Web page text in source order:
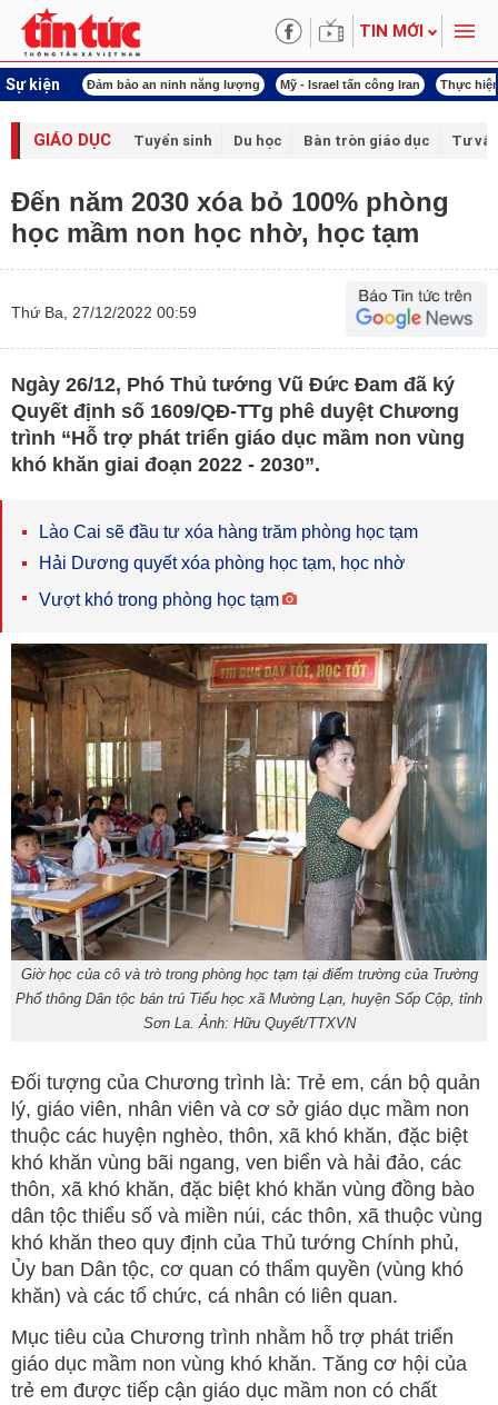
TIN MỚI
Sự kiện
khóa XVI Đảm bảo an ninh năng lượng Mỹ - Israel tấn công Iran Thực
GIÁO DỤC Tuyển sinh Du học Bàn tròn giáo dục Tư
Đến năm 2030 xóa bỏ 100% phòng
học mầm non học nhờ, học tạm
Thứ Ba, 27/12/2022 00:59
Ngày 26/12, Phó Thủ tướng Vũ Đức Đam đã ký
Quyết định số 1609/QĐ-TTg phê duyệt Chương
trình “Hỗ trợ phát triển giáo dục mầm non vùng
khó khăn giai đoạn 2022 - 2030”.
Lào Cai sẽ đầu tư xóa hàng trăm phòng học tạm
Hải Dương quyết xóa phòng học tạm, học nhờ
Vượt khó trong phòng học tạm
Giờ học của cô và trò trong phòng học tạm tại điểm trường của Trường
Phổ thông Dân tộc bán trú Tiểu học xã Mường Lạn, huyện Sốp Cộp, tỉnh
Sơn La. Ảnh: Hữu Quyết/TTXVN
Đối tượng của Chương trình là: Trẻ em, cán bộ quản
lý, giáo viên, nhân viên và cơ sở giáo dục mầm non
thuộc các huyện nghèo, thôn, xã khó khăn, đặc biệt
khó khăn vùng bãi ngang, ven biển và hải đảo, các
thôn, xã khó khăn, đặc biệt khó khăn vùng đồng bào
dân tộc thiểu số và miền núi, các thôn, xã thuộc vùng
khó khăn theo quy định của Thủ tướng Chính phủ,
Ủy ban Dân tộc, cơ quan có thẩm quyền (vùng khó
khăn) và các tổ chức, cá nhân có liên quan.
Mục tiêu của Chương trình nhằm hỗ trợ phát triển
giáo dục mầm non vùng khó khăn. Tăng cơ hội của
trẻ em được tiếp cận giáo dục mầm non có chất